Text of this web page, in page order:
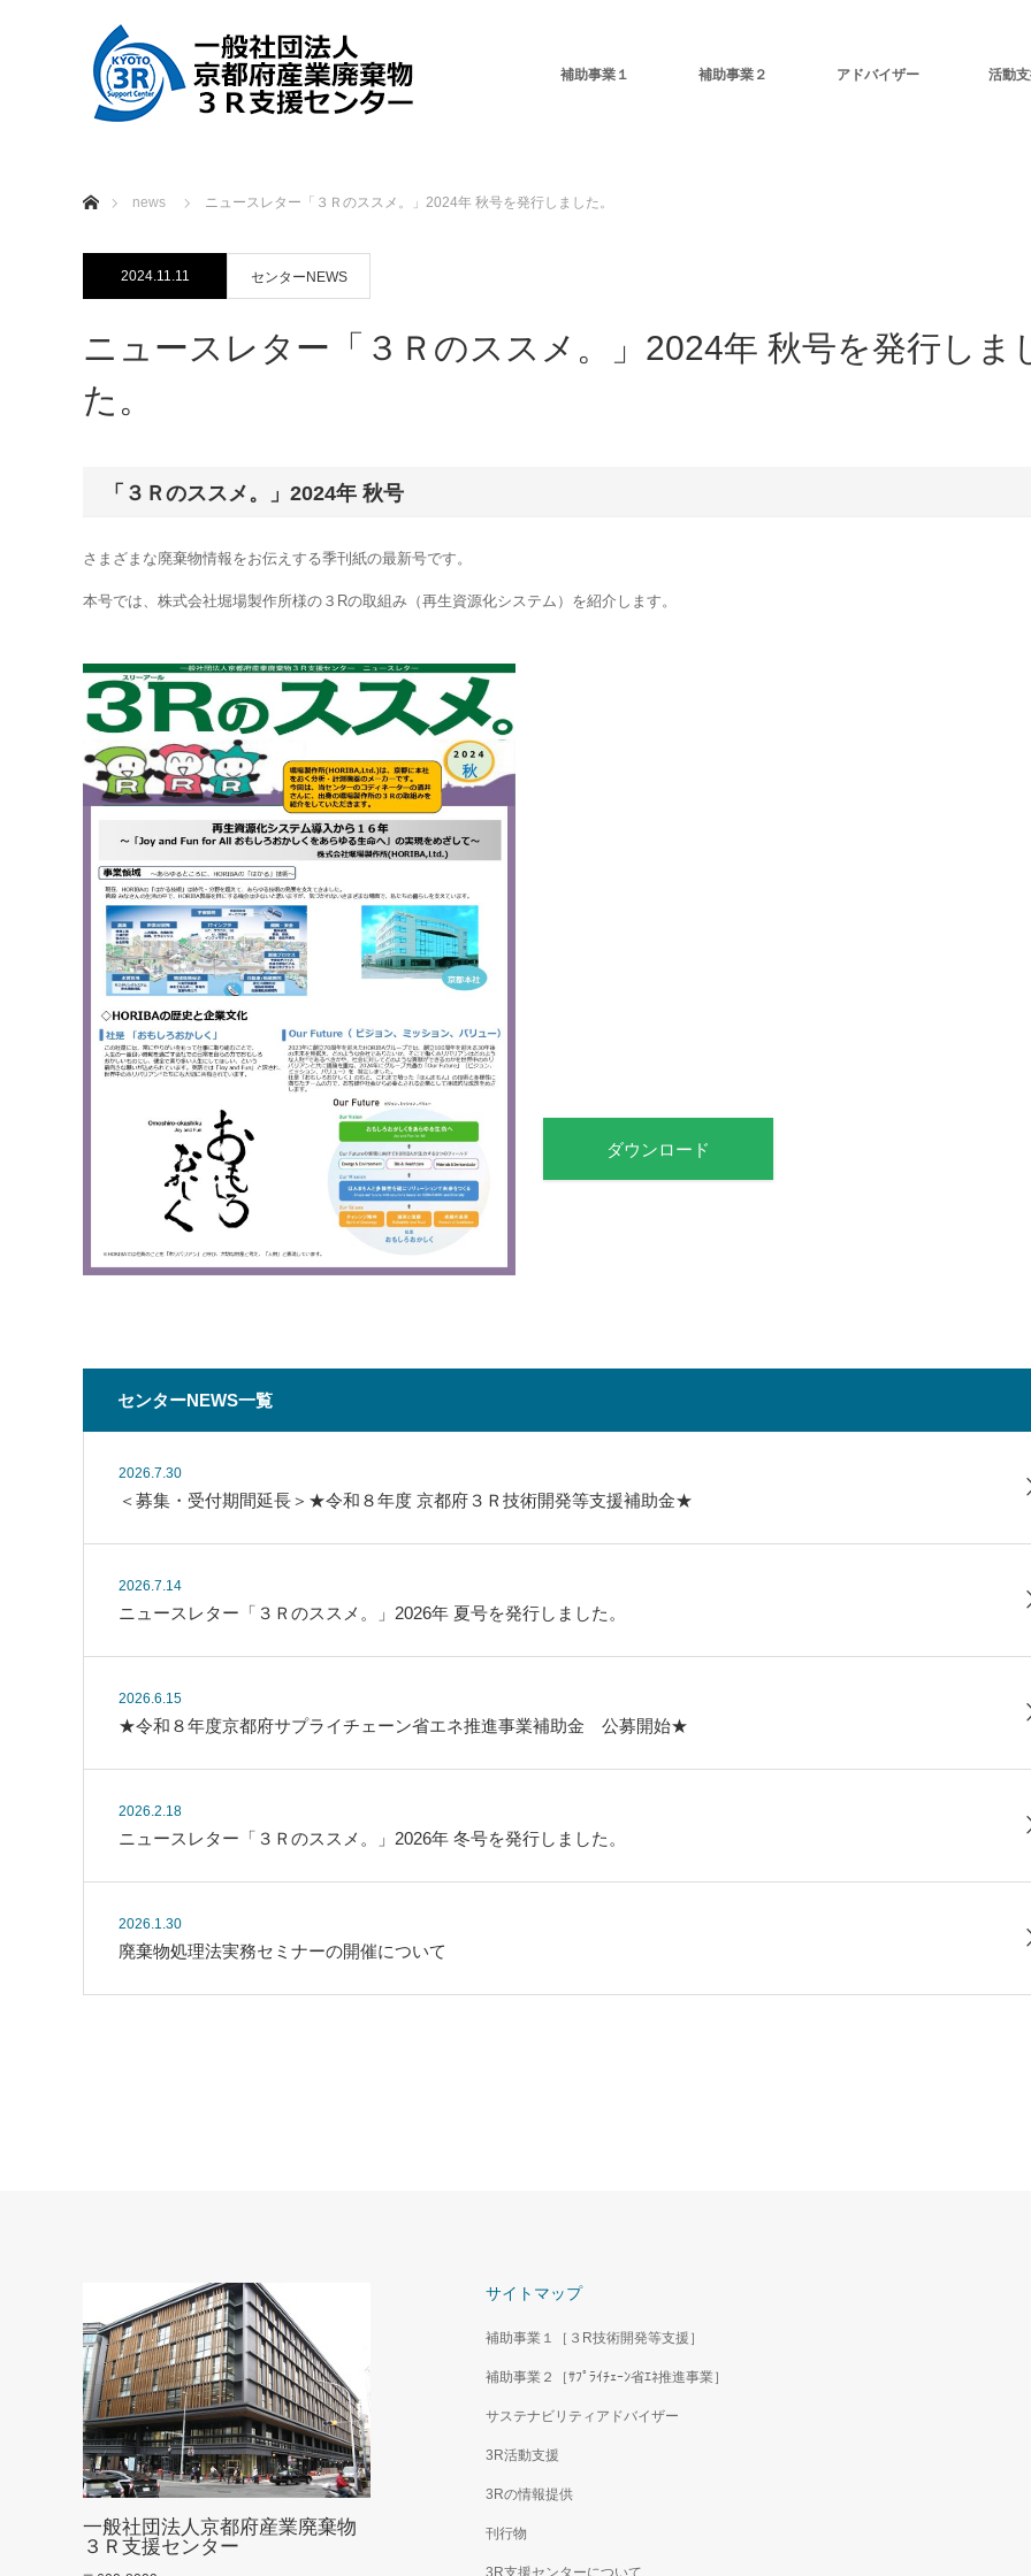
補助事業１ 補助事業２ アドバイザー 活動
news
ニュースレター「３Ｒのススメ。」2024年 秋号を発行しました。
2024.11.11 センターNEWS
ニュースレター「３Ｒのススメ。」2024年 秋号を発行しま
た。
「３Ｒのススメ。」2024年 秋号
さまざまな廃棄物情報をお伝えする季刊 紙の最新号です。
本号では、株式会社堀場製作所様の３Rの取組み（再生資源化システム）を紹介します。
ダウンロード
センターNEWS一覧
2026.7.30
＜募集・受付期間延長＞★令和８年度 京都府３Ｒ技術開発等支援補助金★
2026.7.14
ニュースレター「３Ｒのススメ。」2026年 夏号を発行しました。
2026.6.15
★令和８年度京都府サプライチェーン省エネ推進事業補助金 公募開始★
2026.2.18
ニュースレター「３Ｒのススメ。」2026年 冬号を発行しました。
2026.1.30
廃棄物処理法実務セミナーの開催について
サイトマップ
補助事業１［３R技術開発等支援］
補助事業２［ｻﾌﾟﾗｲﾁｪｰﾝ省ｴﾈ推進事業］
サステナビリティアドバイザー
3R活動支援
3Rの情報提供
刊行物
3R支援センターについて
一般社団法人京都府産業廃棄物
３Ｒ支援センター